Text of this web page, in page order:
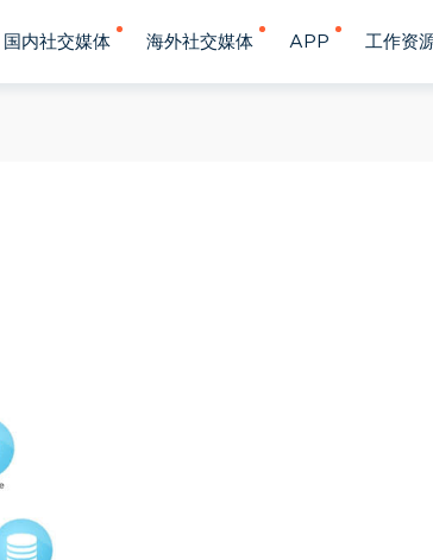
国内社交媒体 海外社交媒体 APP 工作资